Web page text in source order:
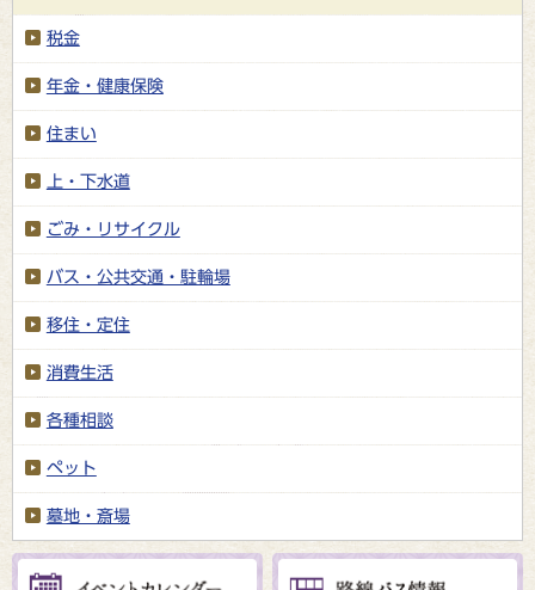
税金
年金・健康保険
住まい
上・下水道
ごみ・リサイクル
バス・公共交通・駐輪場
移住・定住
消費生活
各種相談
ペット
墓地・斎場